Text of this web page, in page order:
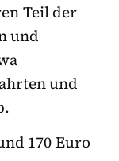
Teil der
und
und
170 Euro